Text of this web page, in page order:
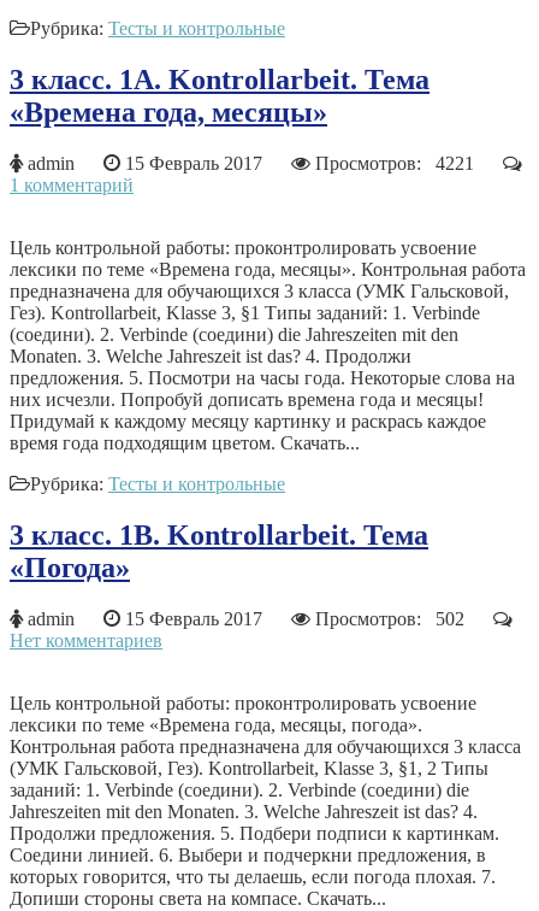
Рубрика: Тесты и контрольные
3 класс. 1А. Kontrollarbeit. Тема
«Времена года, месяцы»
admin 15 Февраль 2017
Просмотров: 4221
1 комментарий
Цель контрольной работы: проконтролировать усвоение
лексики по теме «Времена года, месяцы». Контрольная работа
предназначена для обучающихся 3 класса (УМК Гальсковой,
Гез). Kontrollarbeit, Klasse 3, §1 Типы заданий: 1.​ Verbinde
(соедини). 2.​ Verbinde (соедини) die Jahreszeiten mit den
Monaten. 3.​ Welche Jahreszeit ist das? 4.​ Продолжи
предложения. 5. Посмотри на часы года. Некоторые слова на
них исчезли. Попробуй дописать времена года и месяцы!
Придумай к каждому месяцу картинку и раскрась каждое
время года подходящим цветом. Скачать...
Рубрика: Тесты и контрольные
3 класс. 1В. Kontrollarbeit. Тема
«Погода»
admin 15 Февраль 2017
Просмотров: 502
Нет комментариев
Цель контрольной работы: проконтролировать усвоение
лексики по теме «Времена года, месяцы, погода».
Контрольная работа предназначена для обучающихся 3 класса
(УМК Гальсковой, Гез). Kontrollarbeit, Klasse 3, §1, 2 Типы
заданий: 1.​ Verbinde (соедини). 2.​ Verbinde (соедини) die
Jahreszeiten mit den Monaten. 3.​ Welche Jahreszeit ist das? 4.​
Продолжи предложения. 5.​ Подбери подписи к картинкам.
Соедини линией. 6.​ Выбери и подчеркни предложения, в
которых говорится, что ты делаешь, если погода плохая. 7.​
Допиши стороны света на компасе. Скачать...